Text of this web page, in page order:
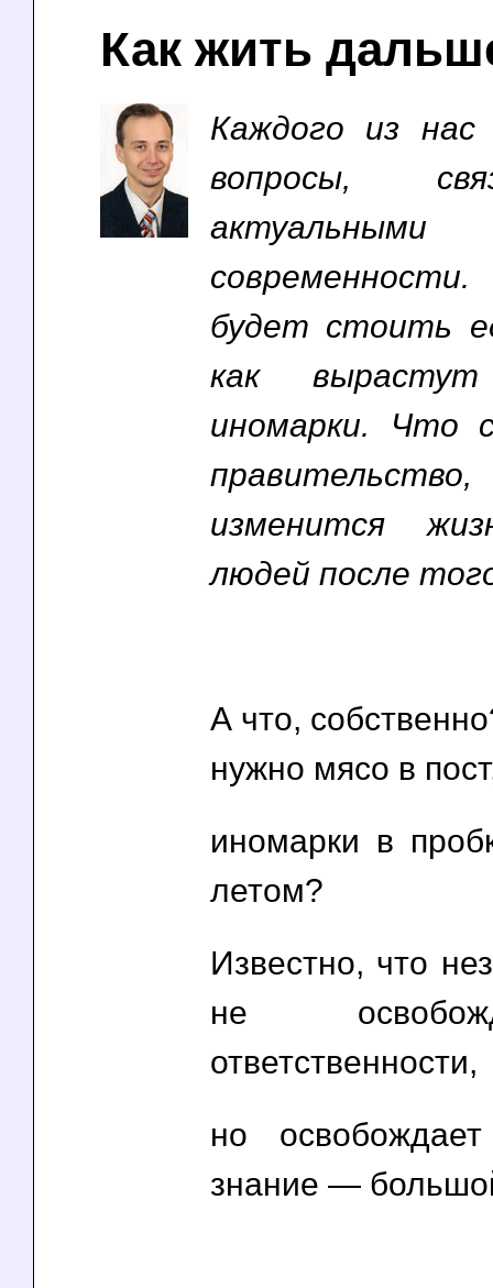
Как жить
Каждого из
вопросы,
актуальными
будет стоить
как
иномарки. Что
изменится
людей после
А что,
нужно мясо в
иномарки в
летом?
Известно, что
не
ответственности,
но
знание —